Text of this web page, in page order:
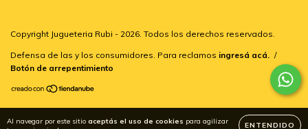
Al navegar por este sitio aceptás el uso de cookies para agilizar
ENTENDIDO
Copyright Jugueteria Rubi - 2026. Todos los derechos reservados.
Defensa de las y los consumidores. Para reclamos ingresá acá. /
Botón de arrepentimiento